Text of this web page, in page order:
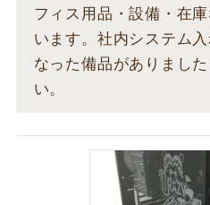
フィス用品・設備・在
います。社内システム
なった備品がありまし
い。